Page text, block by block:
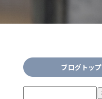
ブログトップ